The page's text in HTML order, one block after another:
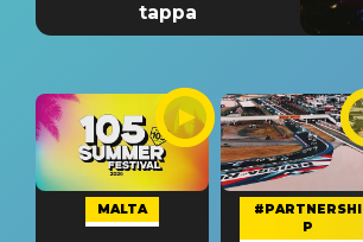
tappa
MALTA
#PARTNERSHI
P